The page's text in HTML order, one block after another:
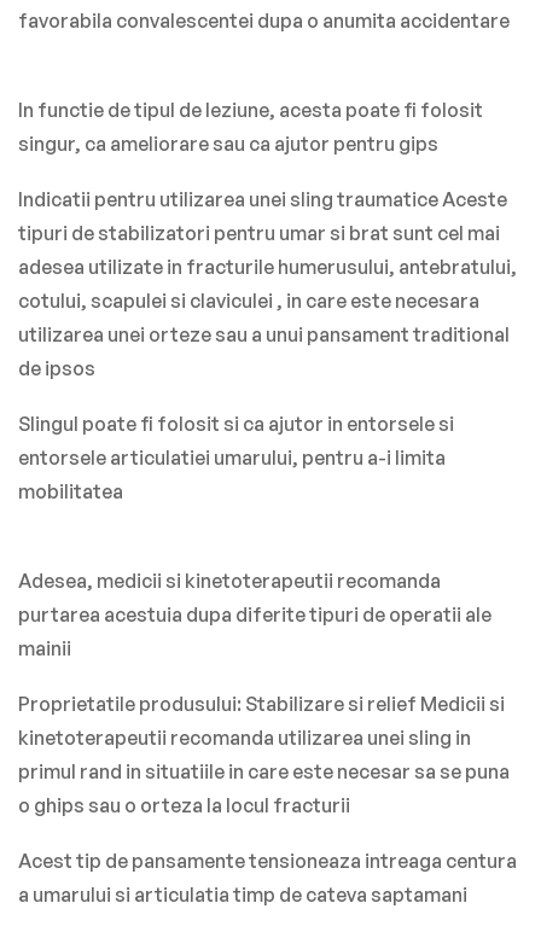
favorabila convalescentei dupa o anumita accidentare
In functie de tipul de leziune, acesta poate fi folosit
singur, ca ameliorare sau ca ajutor pentru gips
Indicatii pentru utilizarea unei sling traumatice Aceste
tipuri de stabilizatori pentru umar si brat sunt cel mai
adesea utilizate in fracturile humerusului, antebratului,
cotului, scapulei si claviculei , in care este necesara
utilizarea unei orteze sau a unui pansament traditional
de ipsos
Slingul poate fi folosit si ca ajutor in entorsele si
entorsele articulatiei umarului, pentru a-i limita
mobilitatea
Adesea, medicii si kinetoterapeutii recomanda
purtarea acestuia dupa diferite tipuri de operatii ale
mainii
Proprietatile produsului: Stabilizare si relief Medicii si
kinetoterapeutii recomanda utilizarea unei sling in
primul rand in situatiile in care este necesar sa se puna
o ghips sau o orteza la locul fracturii
Acest tip de pansamente tensioneaza intreaga centura
a umarului si articulatia timp de cateva saptamani